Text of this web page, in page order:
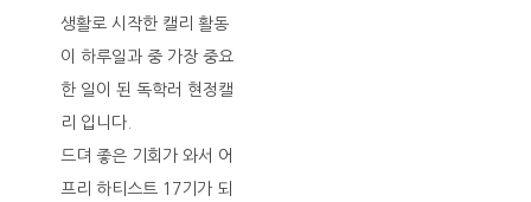
생활로 시작한 캘리 활동
이 하루일과 중 가장 중요
한 일이 된 독학러 현정캘
리 입니다.
드뎌 좋은 기회가 와서 어
프리 하티스트 17기가 되